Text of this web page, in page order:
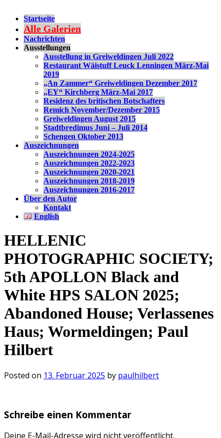
Startseite
Alle Galerien
Nachrichten
Ausstellungen
Ausstellung in Greiweldingen Juli 2022
Restaurant Wäistuff Leuck Lenningen März-Mai
2019
„An Zammer“ Greiweldingen Dezember 2017
„EY“ Kirchberg März-Mai 2017
Residenz des britischen Botschafters
Remich November/Dezember 2015
Greiweldingen August 2015
Stadtbredimus Juni – Juli 2014
Schengen Oktober 2013
Auszeichnungen
Auszeichnungen 2024-2025
Auszeichnungen 2022-2023
Auszeichnungen 2020-2021
Auszeichnungen 2018-2019
Auszeichnungen 2016-2017
Über den Autor
Kontakt
English
HELLENIC
PHOTOGRAPHIC SOCIETY;
5th APOLLON Black and
White HPS SALON 2025;
Abandoned House; Verlassenes
Haus; Wormeldingen; Paul
Hilbert
Posted on 13. Februar 2025 by paulhilbert
Schreibe einen Kommentar
Deine E-Mail-Adresse wird nicht veröffentlicht.